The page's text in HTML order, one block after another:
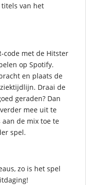
van het
code met de Hitster
op Spotify.
en plaats de
Draai de
geraden? Dan
mee uit te
de mix toe te
spel.
zo is het spel